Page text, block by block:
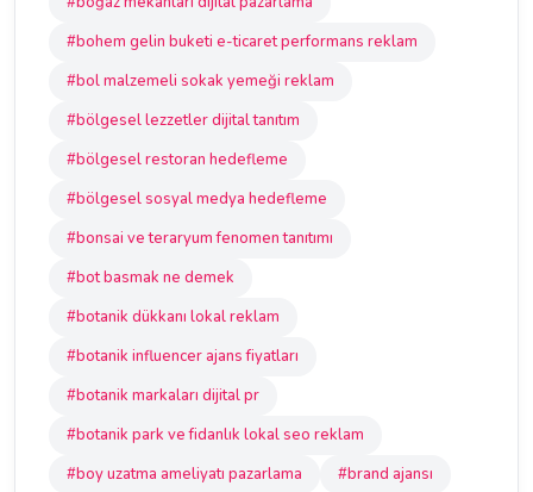
#bohem gelin buketi e-ticaret performans reklam
#bol malzemeli sokak yemeği reklam
#bölgesel lezzetler dijital tanıtım
#bölgesel restoran hedefleme
#bölgesel sosyal medya hedefleme
#bonsai ve teraryum fenomen tanıtımı
#bot basmak ne demek
#botanik dükkanı lokal reklam
#botanik influencer ajans fiyatları
#botanik markaları dijital pr
#botanik park ve fidanlık lokal seo reklam
#boy uzatma ameliyatı pazarlama
#brand ajansı